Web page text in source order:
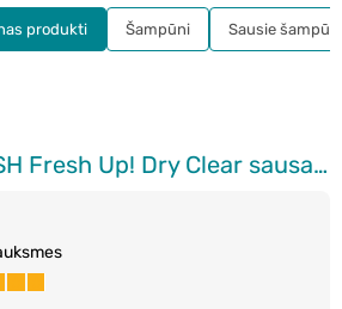
Atsauksmes GOSH Fresh Up! Dry Сlear sausais šampūns, 150ml
produkti Šampūni Sausie šampūni